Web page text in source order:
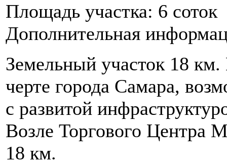
Площадь участка: 6 соток
Дополнительная
Земельный участок 18
черте города Самара,
с развитой
Возле Торгового Центра
18 км.